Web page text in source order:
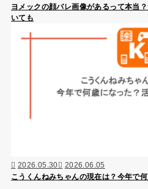
ヨメックの顔バレ画像があるって本当
いても
2026.05.30 2026.06.05
こうくんねみちゃんの現在は？今年で